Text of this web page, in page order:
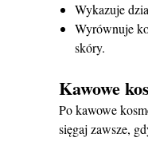
Wykazuje
Wyrównuje
skóry.
Kawowe
Po kawowe
sięgaj zawsze,